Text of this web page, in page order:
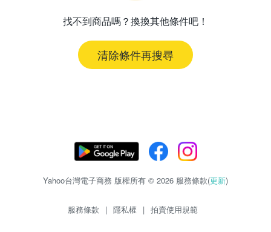
找不到商品嗎？換換其他條件吧！
清除條件再搜尋
Yahoo台灣電子商務 版權所有 © 2026 服務條款(更新)
服務條款 | 隱私權 | 拍賣使用規範